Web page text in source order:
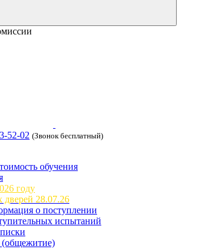
52-02 (Звонок бесплатный)
обучения
году
28.07.26
о поступлении
испытаний
(общежитие)